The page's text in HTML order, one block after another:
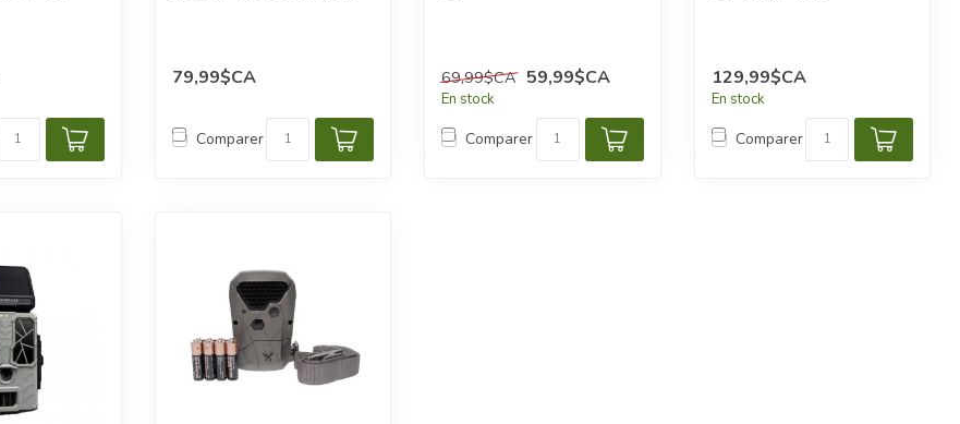
79,99$CA
Comparer
69,99$CA 59,99$CA
En stock
Comparer
129,99$CA
En stock
Comparer